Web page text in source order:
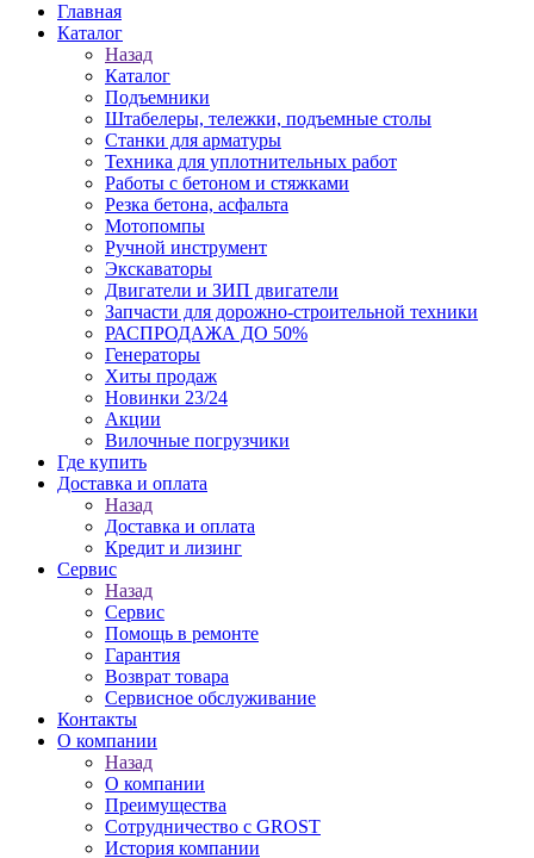
Главная
Каталог
Назад
Каталог
Подъемники
Штабелеры, тележки, подъемные столы
Станки для арматуры
Техника для уплотнительных работ
Работы с бетоном и стяжками
Резка бетона, асфальта
Мотопомпы
Ручной инструмент
Экскаваторы
Двигатели и ЗИП двигатели
Запчасти для дорожно-строительной техники
РАСПРОДАЖА ДО 50%
Генераторы
Хиты продаж
Новинки 23/24
Акции
Вилочные погрузчики
Где купить
Доставка и оплата
Назад
Доставка и оплата
Кредит и лизинг
Сервис
Назад
Сервис
Помощь в ремонте
Гарантия
Возврат товара
Сервисное обслуживание
Контакты
О компании
Назад
О компании
Преимущества
Сотрудничество с GROST
История компании